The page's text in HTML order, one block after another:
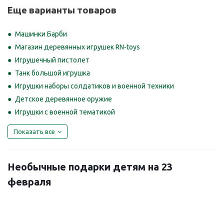
Еще варианты товаров
Машинки Барби
Магазин деревянных игрушек RN-toys
Игрушечный пистолет
Танк большой игрушка
Игрушки наборы солдатиков и военной техники
Детское деревянное оружие
Игрушки с военной тематикой
Показать все
Необычные подарки детям на 23
февраля